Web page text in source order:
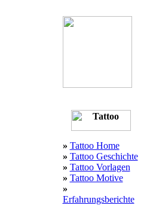
» Tattoo Home
» Tattoo Geschichte
» Tattoo Vorlagen
» Tattoo Motive
»
Erfahrungsberichte